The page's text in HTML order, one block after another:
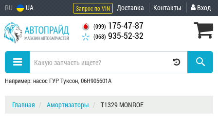
RU UA Запрос по VIN Доставка Контакты Вход
(099) 175-47-87
(068) 935-52-32
Например: насос ГУР Туксон, 06H905601A
Главная Амортизаторы T1329 MONROE